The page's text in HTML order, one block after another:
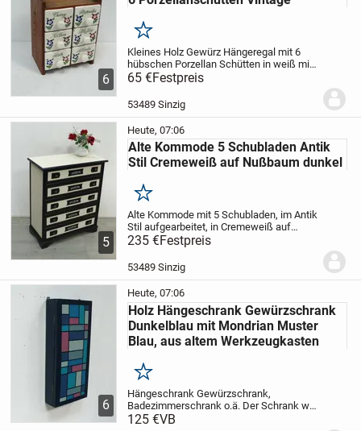
6
Merken
Kleines Holz Gewürz Hängeregal mit 6
hübschen Porzellan Schüttenin weiß mit
Blütendekor.Ein total niedliches Set.
Maße sind:B 17 x T 11,5 x H 24 cm.
Porzellanschütte:
65 €Festpreis
53489 Sinzig
5
Heute, 07:06
Alte Kommode 5 Schubladen Antik
Stil Cremeweiß auf Nußbaum dunkel
Merken
Alte Kommode mit 5 Schubladen, im Antik
Stil aufgearbeitet, in Cremeweiß auf
Nußbaum dunkel. Die Kommode ist nicht
paßt daher auch in schmalere
Durchgänge oder eben wo wenig
235 €Festpreis
53489 Sinzig
6
Heute, 07:06
Holz Hängeschrank Gewürzschrank
Dunkelblau mit Mondrian Muster
Blau, aus altem Werkzeugkasten
Merken
Hängeschrank Gewürzschrank,
Badezimmerschrank o.ä. Der Schrank war
zuvor einalter Werkzeugkoffer von
125 €VB